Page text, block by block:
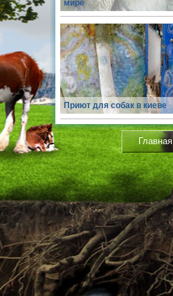
мире
Приют для собак в киеве
Главная